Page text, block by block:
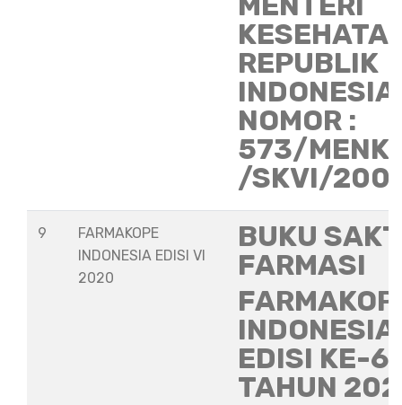
REPUBLIK
INDONESIA
NOMOR :
573/
/SKVI/
9
FARMAKOPE
INDONESIA EDISI VI
2020
BUKU
FARMASI
INDONESIA
EDISI KE-6
TAHUN